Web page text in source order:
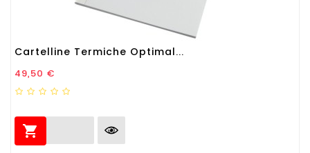
Cartelline Termiche Optimal...
Prezzo
49,50 €
